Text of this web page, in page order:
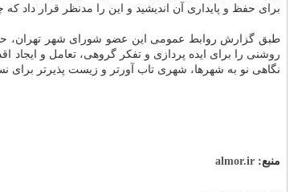
برای حفظ و پایداری آن اندیشید و این را مدنظر قرار داد
طبق گزارش روابط عمومی این عضو شورای شهر تهران، حسینی
روشنی را برای ایده پردازی و تفکر گروهی، تعامل و
نگاهی نو به شهرها، شهری تاب آورتر و زیست پذیرتر برای
منبع: almor.ir